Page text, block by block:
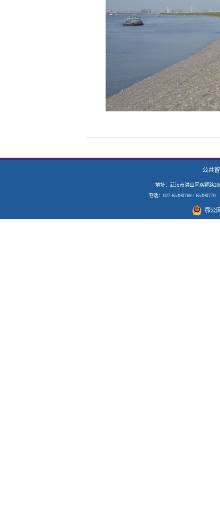
公共
地址：武汉市洪山区珞狮
电话：027-65390769 /
鄂公